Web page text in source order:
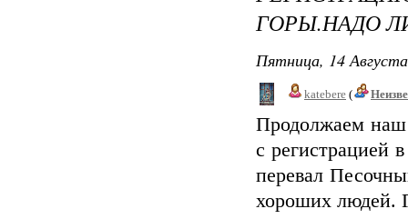
ГОРЫ.НАДО
Пятница, 14
katebere (
Продолжаем наш
с регистрацией
перевал
хороших людей.